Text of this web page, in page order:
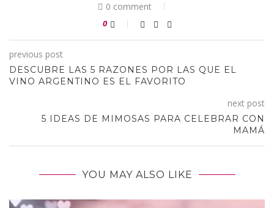
0 comment
0
previous post
DESCUBRE LAS 5 RAZONES POR LAS QUE EL
VINO ARGENTINO ES EL FAVORITO
next post
5 IDEAS DE MIMOSAS PARA CELEBRAR CON
MAMÁ
YOU MAY ALSO LIKE